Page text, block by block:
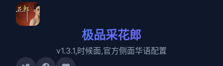
极品采花郎
v1.3.1,时候面,官方侧面华语配置